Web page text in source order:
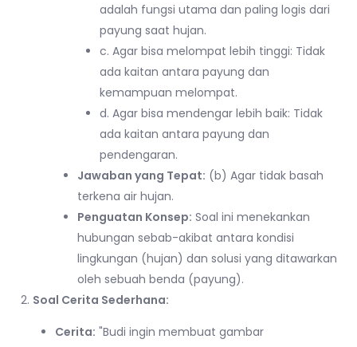
adalah fungsi utama dan paling logis dari
payung saat hujan.
c. Agar bisa melompat lebih tinggi: Tidak
ada kaitan antara payung dan
kemampuan melompat.
d. Agar bisa mendengar lebih baik: Tidak
ada kaitan antara payung dan
pendengaran.
Jawaban yang Tepat: (b) Agar tidak basah
terkena air hujan.
Penguatan Konsep: Soal ini menekankan
hubungan sebab-akibat antara kondisi
lingkungan (hujan) dan solusi yang ditawarkan
oleh sebuah benda (payung).
Soal Cerita Sederhana:
Cerita: "Budi ingin membuat gambar